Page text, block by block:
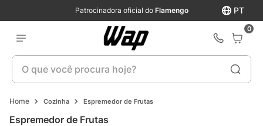
PT
Patrocinadora oficial do Flamengo
0
O que você procura hoje?
Cozinha Espremedor de Frutas
Espremedor de Frutas